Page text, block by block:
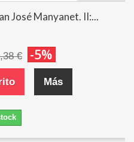
José Manyanet. II:...
€ -5%
Más